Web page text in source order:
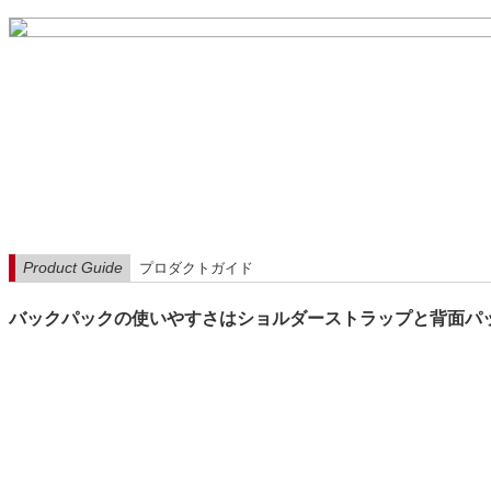
Product Guide プロダクトガイド
バックパックの使いやすさはショルダーストラップと背面パ